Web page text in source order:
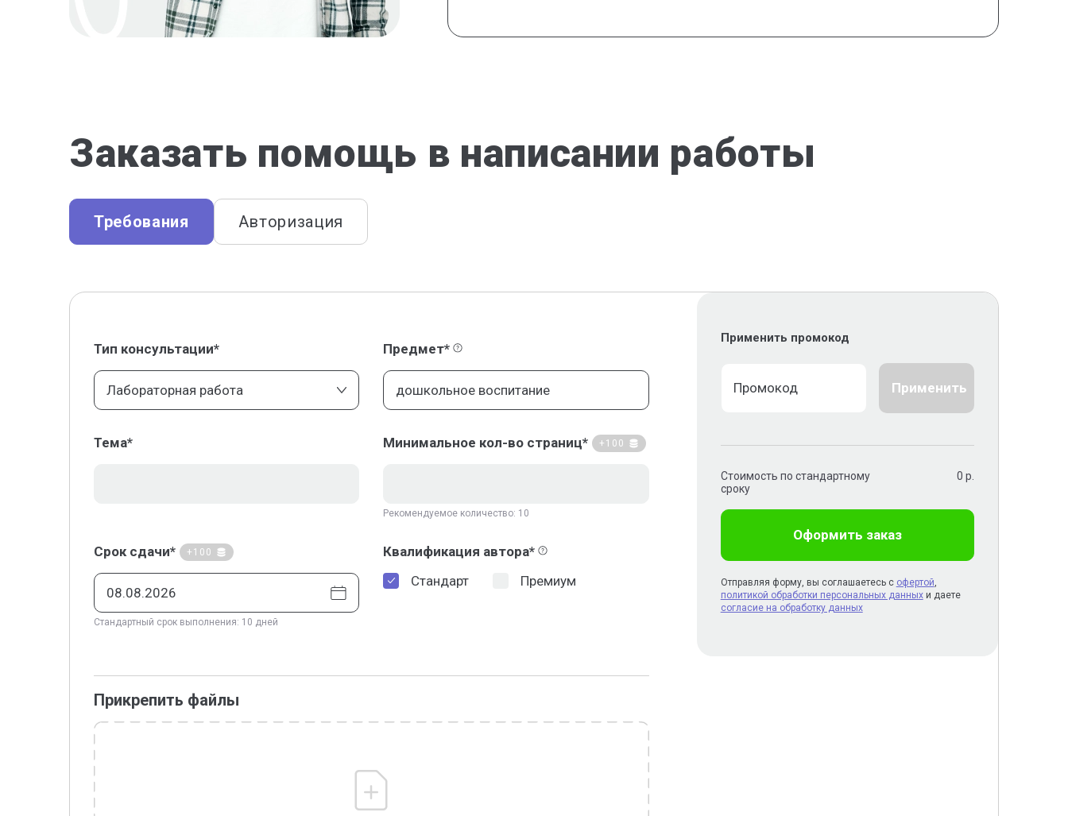
Заказать помощь в написании работы
Требования Авторизация
Тип консультации*
Лабораторная работа
Предмет*
Тема* Минимальное кол-во страниц* +100
Рекомендуемое количество: 10
Срок сдачи* +100
Стандартный срок выполнения: 10 дней
Квалификация автора*
Стандарт
Премиум
Прикрепить файлы
Применить промокод
Применить
Стоимость по стандартному
сроку
0 р.
Оформить заказ
Отправляя форму, вы соглашаетесь с офертой,
политикой обработки персональных данныхи даете
согласие на обработку данных